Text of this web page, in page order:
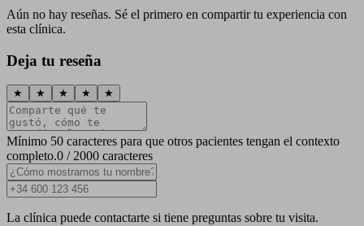
Aún no hay reseñas. Sé el primero en compartir tu experiencia con
esta clínica.
Deja tu reseña
★ ★ ★ ★ ★
Mínimo 50 caracteres para que otros pacientes tengan el contexto
completo.0 / 2000 caracteres
La clínica puede contactarte si tiene preguntas sobre tu visita.